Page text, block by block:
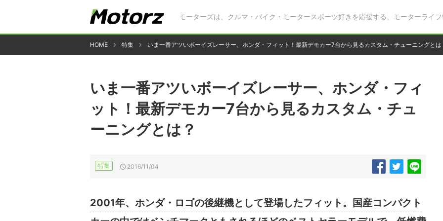
モーターズは、クルマ・バイク・モータースポーツ好きを応援する、モーターライフ
HOME 特集 いま一番アツいボーイズレーサー、ホンダ・フィット！最新デモカー7台から見るカスタム・チューニングとは
いま一番アツいボーイズレーサー、ホンダ・フィ
ット！最新デモカー7台から見るカスタム・チュ
ーニングとは？
特集 2016/11/04
2001年、ホンダ・ロゴの後継機として登場したフィット。国産コンパクト